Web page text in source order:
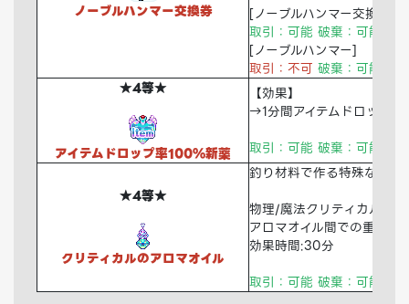
ノーブルハンマー交換券
[ノーブルハンマー交換券]
取引：可能 破棄：可能 倉
[ノーブルハンマー]
取引：不可 破棄：可能
★4等★
アイテムドロップ率100%新薬
【効果】
→1分間アイテムドロップ
取引：可能 破棄：可能 倉
★4等★
クリティカルのアロマオイル
釣り材料で作る特殊なアロ
物理/魔法クリティカル ダ
アロマオイル間での重複使
効果時間:30分
取引：可能 破棄：可能 倉